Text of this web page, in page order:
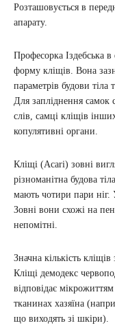
Розташовується в
апарату.
Професорка Іздебська в
форму кліщів. Вона
параметрів будови тіла
Для запліднення самок
слів, самці кліщів
копулятивні органи.
Кліщі (Acari) зовні
різноманітна будова
мають чотири пари ніг.
Зовні вони схожі на
непомітні.
Значна кількість
Кліщі демодекс
відповідає
тканинах хазяїна
що виходять зі шкіри).